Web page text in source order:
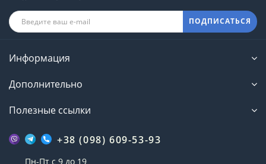
ПОДПИСАТЬСЯ
Информация
Дополнительно
Полезные ссылки
+38 (098) 609-53-93
Пн-Пт с 9 до 19